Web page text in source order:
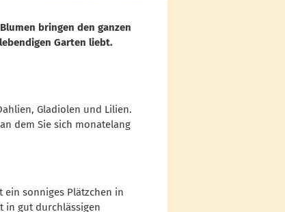
bringen den ganzen
Garten liebt.
Gladiolen und Lilien.
dem Sie sich monatelang
ein sonniges Plätzchen in
in gut durchlässigen